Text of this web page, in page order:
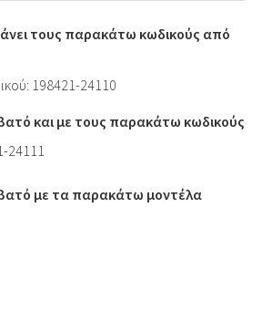
τους παρακάτω κωδικούς από
198421-24110
και με τους παρακάτω κωδικούς
24111
με τα παρακάτω μοντέλα